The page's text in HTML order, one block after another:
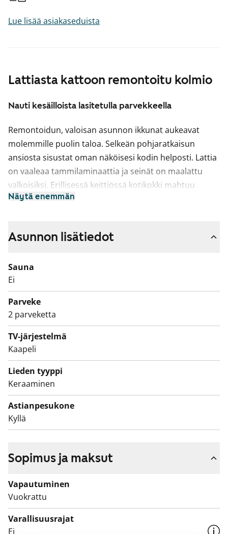
Lattiasta kattoon remontoitu kolmio
Nauti kesäilloista lasitetulla parvekkeella
Remontoidun, valoisan asunnon ikkunat aukeavat
molemmille puolin taloa. Selkeän pohjaratkaisun
ansiosta sisustat oman näköisesi kodin helposti. Lattia
on vaaleaa tammilaminaattia ja seinät on maalattu
valkoisiksi. Erillisessä keittiössä kotikokki mahtuu
puuhailemaan ja tilaan sopii myös ruokapöytä. Keittiön
kuuluu keraaminen liesi, liesikupu, jääkaappipakastin ja
olohuoneen jatkona on ilta-aurinkoon avautuva
lasitettu parveke ja toinen parveke on viereisessä
makuuhuoneessa. Ikkunallisessa kylpyhuoneessa ja
erillisessä wc:ssä on valkoiset SATOn Kide-malliston
kalusteet. Niiden seinät ovat valkoista laattaa ja lattia
on harmaa. Pyykinpesukoneelle löytyy oma paikka
kylpyhuoneesta. Runsaasti säilytystilaa löytyy
makuuhuoneissa olevista vaatehuoneista.
Näytä enemmän
Lue lisää asiakaseduista
Asunnon lisätiedot
Sauna
Ei
Parveke
2 parveketta
TV-järjestelmä
Kaapeli
Lieden tyyppi
Keraaminen
Astianpesukone
Kyllä
Sopimus ja maksut
Vapautuminen
Vuokrattu
Varallisuusrajat
Ei